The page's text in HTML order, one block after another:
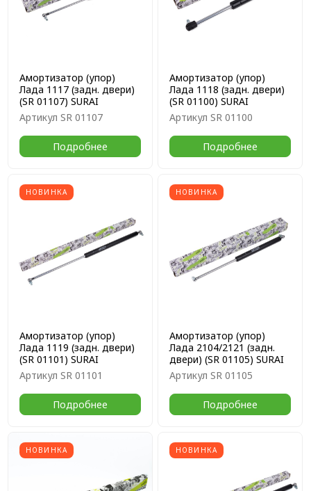
Амортизатор (упор)
Лада 1117 (задн. двери)
(SR 01107) SURAI
Артикул SR 01107
Подробнее
Амортизатор (упор)
Лада 1118 (задн. двери)
(SR 01100) SURAI
Артикул SR 01100
Подробнее
НОВИНКА
Амортизатор (упор)
Лада 1119 (задн. двери)
(SR 01101) SURAI
Артикул SR 01101
Подробнее
НОВИНКА
Амортизатор (упор)
Лада 2104/2121 (задн.
двери) (SR 01105) SURAI
Артикул SR 01105
Подробнее
НОВИНКА НОВИНКА